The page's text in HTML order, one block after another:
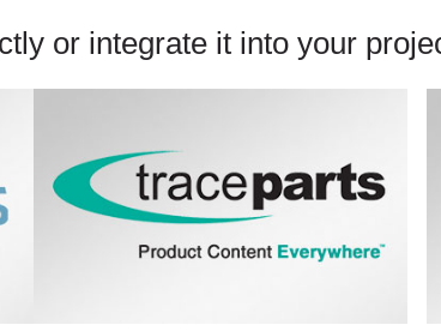
or integrate it into your